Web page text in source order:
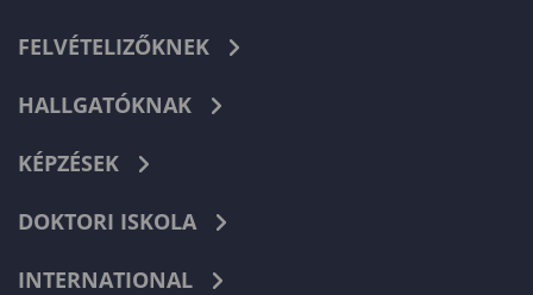
FELVÉTELIZŐKNEK
HALLGATÓKNAK
KÉPZÉSEK
DOKTORI ISKOLA
INTERNATIONAL